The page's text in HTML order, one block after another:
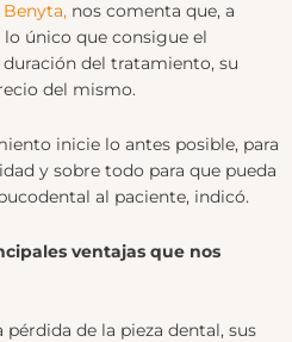
nos comenta que, a
único que consigue el
del tratamiento, su
del mismo.
inicie lo antes posible, para
y sobre todo para que pueda
al paciente, indicó.
ventajas que nos
de la pieza dental, sus